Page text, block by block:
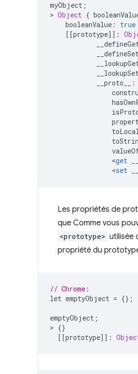
myObject ;
> Object {
booleanValue :
true
[[prototype]]:
__proto__
:
<get
<set
Les propriétés de
que Comme vous
<prototype> utilisée
propriété du
// Chrome:
let emptyObject = {};
emptyObject ;
> {}
[[prototype]]: